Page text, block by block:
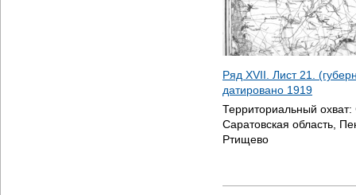
Ряд XVII. Лист 21.
датировано 1919
Территориальный охват:
Саратовская область,
Ртищево